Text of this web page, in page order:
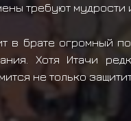
требуют мудрости
в брате огромный
Хотя Итачи
не только